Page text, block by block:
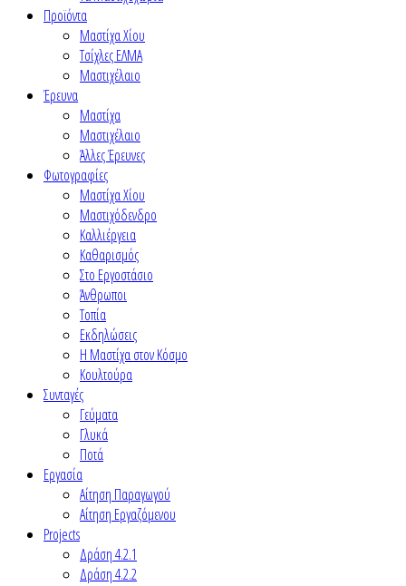
Προϊόντα
Μαστίχα Χίου
Τσίχλες ΕΛΜΑ
Μαστιχέλαιο
Έρευνα
Μαστίχα
Μαστιχέλαιο
Άλλες Έρευνες
Φωτογραφίες
Μαστίχα Χίου
Μαστιχόδενδρο
Καλλιέργεια
Καθαρισμός
Στο Εργοστάσιο
Άνθρωποι
Τοπία
Εκδηλώσεις
Η Μαστίχα στον Κόσμο
Κουλτούρα
Συνταγές
Γεύματα
Γλυκά
Ποτά
Εργασία
Αίτηση Παραγωγού
Αίτηση Εργαζόμενου
Projects
Δράση 4.2.1
Δράση 4.2.2